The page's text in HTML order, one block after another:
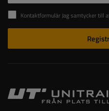
Kontaktformulär Jag samtycker till att mina personuppgifter som lämnas i